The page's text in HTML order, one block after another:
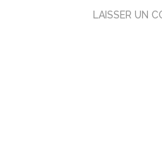
LAISSER UN